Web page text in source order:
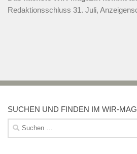
Redaktionsschluss 31. Juli,
SUCHEN UND FINDEN IM WIR-
Suchen
nach: